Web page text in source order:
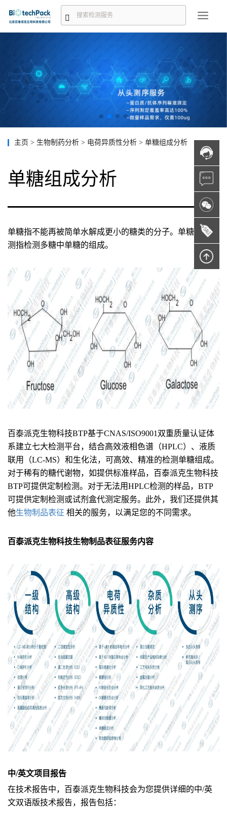
主页 > 生物制药分析 > 电荷异质性分析 > 单糖组成分析
单糖组成分析
单糖指不能再被简单水解成更小的糖类的分子。单糖组成检
测指检测多糖中单糖的组成。
百泰派克生物科技BTP基于CNAS/ISO9001双重质量认证体
系建立七大检测平台，结合高效液相色谱（HPLC）、液质
联用（LC-MS）和生化法，可高效、精准的检测单糖组成。
对于稀有的糖代谢物，如提供标准样品，百泰派克生物科技
BTP可提供定制检测。对于无法用HPLC检测的样品，BTP
可提供定制检测或试剂盒代测定服务。此外，我们还提供其
他生物制品表征 相关的服务，以满足您的不同需求。
百泰派克生物科技生物制品表征服务内容
中/英文项目报告
在技术报告中，百泰派克生物科技会为您提供详细的中/英
文双语版技术报告，报告包括：